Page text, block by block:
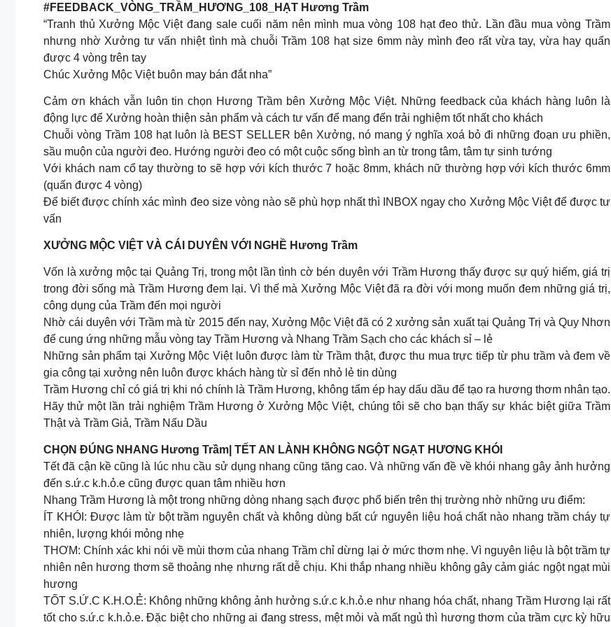
#FEEDBACK_VÒNG_TRẦM_HƯƠNG_108_HẠT Hương Trầm
“Tranh thủ Xưởng Mộc Việt đang sale cuối năm nên mình mua vòng 108 hạt đeo thử. Lần đầu mua vòng Trầm
nhưng nhờ Xưởng tư vấn nhiệt tình mà chuỗi Trầm 108 hạt size 6mm này mình đeo rất vừa tay, vừa hay quấn
được 4 vòng trên tay
Chúc Xưởng Mộc Việt buôn may bán đắt nha”
Cảm ơn khách vẫn luôn tin chọn Hương Trầm bên Xưởng Mộc Việt. Những feedback của khách hàng luôn là
động lực để Xưởng hoàn thiện sản phẩm và cách tư vấn để mang đến trải nghiệm tốt nhất cho khách
Chuỗi vòng Trầm 108 hạt luôn là BEST SELLER bên Xưởng, nó mang ý nghĩa xoá bỏ đi những đoạn ưu phiền,
sầu muộn của người đeo. Hướng người đeo có một cuộc sống bình an từ trong tâm, tâm tự sinh tướng
Với khách nam cổ tay thường to sẽ hợp với kích thước 7 hoặc 8mm, khách nữ thường hợp với kích thước 6mm
(quấn được 4 vòng)
Để biết được chính xác mình đeo size vòng nào sẽ phù hợp nhất thì INBOX ngay cho Xưởng Mộc Việt để được tư
vấn
XƯỞNG MỘC VIỆT VÀ CÁI DUYÊN VỚI NGHỀ Hương Trầm
Vốn là xưởng mộc tại Quảng Trị, trong một lần tình cờ bén duyên với Trầm Hương thấy được sự quý hiếm, giá trị
trong đời sống mà Trầm Hương đem lại. Vì thế mà Xưởng Mộc Việt đã ra đời với mong muốn đem những giá trị,
công dụng của Trầm đến mọi người
Nhờ cái duyên với Trầm mà từ 2015 đến nay, Xưởng Mộc Việt đã có 2 xưởng sản xuất tại Quảng Trị và Quy Nhơn
để cung ứng những mẫu vòng tay Trầm Hương và Nhang Trầm Sạch cho các khách sỉ – lẻ
Những sản phẩm tại Xưởng Mộc Việt luôn được làm từ Trầm thật, được thu mua trực tiếp từ phu trầm và đem về
gia công tại xưởng nên luôn được khách hàng từ sỉ đến nhỏ lẻ tin dùng
Trầm Hương chỉ có giá trị khi nó chính là Trầm Hương, không tẩm ép hay dấu dầu để tạo ra hương thơm nhân tạo.
Hãy thử một lần trải nghiệm Trầm Hương ở Xưởng Mộc Việt, chúng tôi sẽ cho bạn thấy sự khác biệt giữa Trầm
Thật và Trầm Giả, Trầm Nấu Dầu
CHỌN ĐÚNG NHANG Hương Trầm| TẾT AN LÀNH KHÔNG NGỘT NGẠT HƯƠNG KHÓI
Tết đã cận kề cũng là lúc nhu cầu sử dụng nhang cũng tăng cao. Và những vấn đề về khói nhang gây ảnh hưởng
đến s.ứ.c k.h.ỏ.e cũng được quan tâm nhiều hơn
Nhang Trầm Hương là một trong những dòng nhang sạch được phổ biến trên thị trường nhờ những ưu điểm:
ÍT KHÓI: Được làm từ bột trầm nguyên chất và không dùng bất cứ nguyên liệu hoá chất nào nhang trầm cháy tự
nhiên, lượng khói mỏng nhẹ
THƠM: Chính xác khi nói về mùi thơm của nhang Trầm chỉ dừng lại ở mức thơm nhẹ. Vì nguyên liệu là bột trầm tự
nhiên nên hương thơm sẽ thoảng nhẹ nhưng rất dễ chịu. Khi thắp nhang nhiều không gây cảm giác ngột ngạt mùi
hương
TỐT S.Ứ.C K.H.O.Ẻ: Không những không ảnh hưởng s.ứ.c k.h.ỏ.e như nhang hóa chất, nhang Trầm Hương lại rất
tốt cho s.ứ.c k.h.ỏ.e. Đặc biệt cho những ai đang stress, mệt mỏi và mất ngủ thì hương thơm của trầm cực kỳ hữu